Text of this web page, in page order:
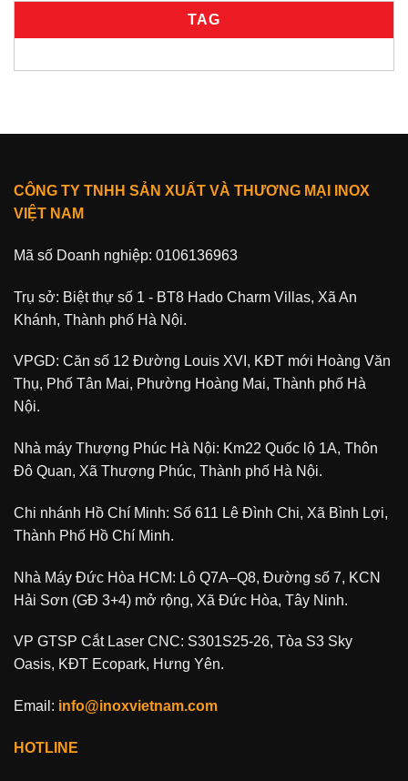
TAG
CÔNG TY TNHH SẢN XUẤT VÀ THƯƠNG MẠI INOX
VIỆT NAM
Mã số Doanh nghiệp: 0106136963
Trụ sở: Biệt thự số 1 - BT8 Hado Charm Villas, Xã An
Khánh, Thành phố Hà Nội.
VPGD: Căn số 12 Đường Louis XVI, KĐT mới Hoàng Văn
Thụ, Phố Tân Mai, Phường Hoàng Mai, Thành phố Hà
Nội.
Nhà máy Thượng Phúc Hà Nội: Km22 Quốc lộ 1A, Thôn
Đô Quan, Xã Thượng Phúc, Thành phố Hà Nội.
Chi nhánh Hồ Chí Minh: Số 611 Lê Đình Chi, Xã Bình Lợi,
Thành Phố Hồ Chí Minh.
Nhà Máy Đức Hòa HCM: Lô Q7A–Q8, Đường số 7, KCN
Hải Sơn (GĐ 3+4) mở rộng, Xã Đức Hòa, Tây Ninh.
VP GTSP Cắt Laser CNC: S301S25-26, Tòa S3 Sky
Oasis, KĐT Ecopark, Hưng Yên.
Email: info@inoxvietnam.com
HOTLINE